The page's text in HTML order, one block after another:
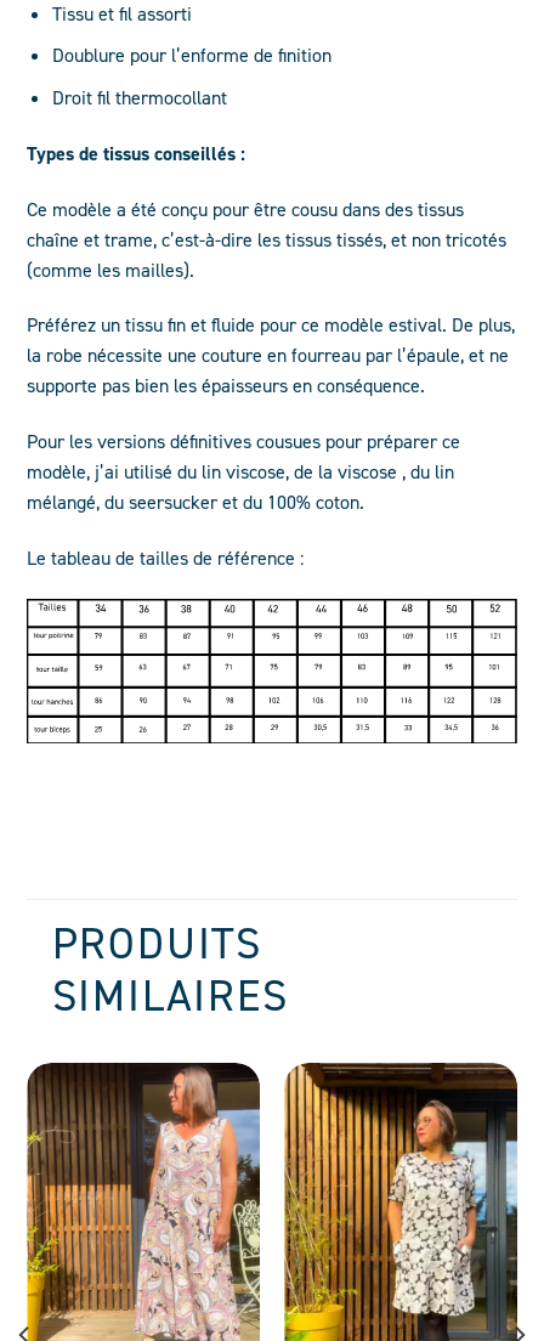
Tissu et fil assorti
Doublure pour l’enforme de finition
Droit fil thermocollant
Types de tissus conseillés :
Ce modèle a été conçu pour être cousu dans des tissus
chaîne et trame, c’est-à-dire les tissus tissés, et non tricotés
(comme les mailles).
Préférez un tissu fin et fluide pour ce modèle estival. De plus,
la robe nécessite une couture en fourreau par l’épaule, et ne
supporte pas bien les épaisseurs en conséquence.
Pour les versions définitives cousues pour préparer ce
modèle, j’ai utilisé du lin viscose, de la viscose , du lin
mélangé, du seersucker et du 100% coton.
Le tableau de tailles de référence :
PRODUITS
SIMILAIRES